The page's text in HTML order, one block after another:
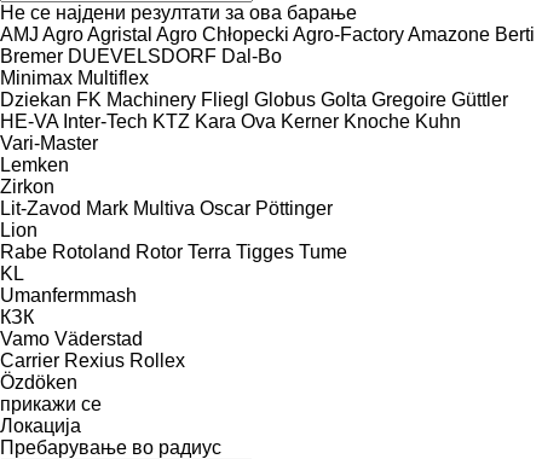
Не се најдени резултати за ова барање
AMJ AgroAgristal Agro Chłopecki Agro-FactoryAmazone Berti
Bremer DUEVELSDORF Dal-Bo
Minimax Multiflex
Dziekan FK Machinery Fliegl Globus Golta Gregoire Güttler
HE-VA Inter-Tech KTZ Kara Ova Kerner Knoche Kuhn
Vari-Master
Lemken
Zirkon
Lit-Zavod Mark Multiva Oscar Pöttinger
Lion
Rabe Rotoland Rotor Terra Tigges Tume
KL
Umanfermmash
КЗК
Vamo Väderstad
Carrier Rexius Rollex
Özdöken
прикажи се
Локација
Пребарување во радиус